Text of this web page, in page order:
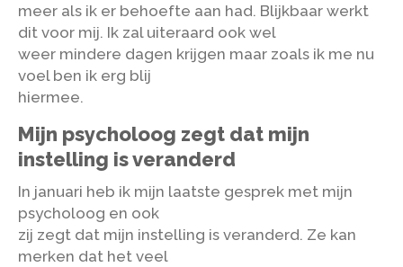
meer als ik er behoefte aan had. Blijkbaar werkt
dit voor mij. Ik zal uiteraard ook wel
weer mindere dagen krijgen maar zoals ik me nu
voel ben ik erg blij
hiermee.
Mijn psycholoog zegt dat mijn
instelling is veranderd
In januari heb ik mijn laatste gesprek met mijn
psycholoog en ook
zij zegt dat mijn instelling is veranderd. Ze kan
merken dat het veel